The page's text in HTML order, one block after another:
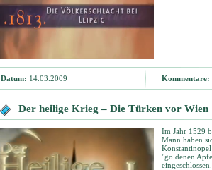
Datum: 14.03.2009 Kommentare:
Der heilige Krieg – Die Türken vor Wien
Im Jahr 1529
Mann haben
"goldenen
eingeschlossen.